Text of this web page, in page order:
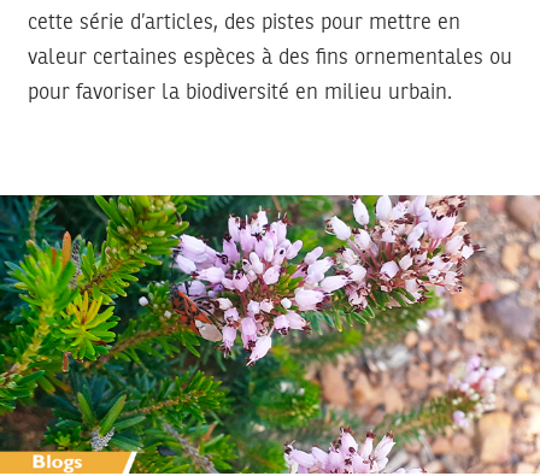
cette série d’articles, des pistes pour mettre en
valeur certaines espèces à des fins ornementales ou
pour favoriser la biodiversité en milieu urbain.